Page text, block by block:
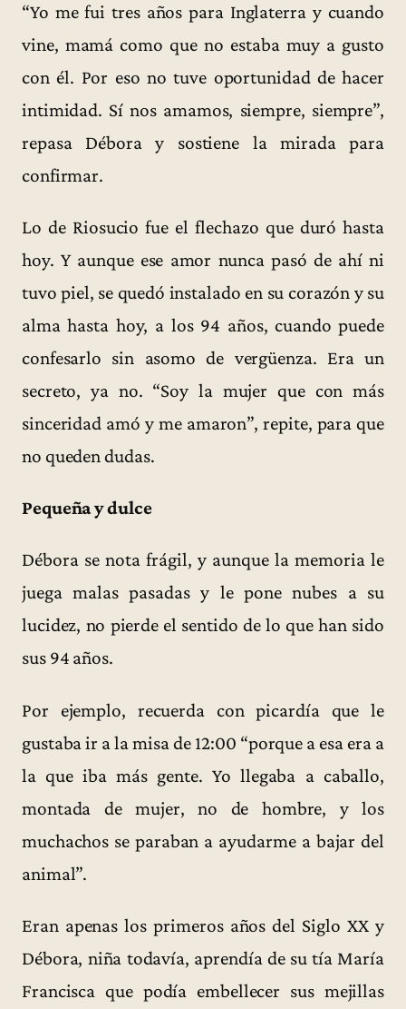
“Yo me fui tres años para Inglaterra y cuando
vine, mamá como que no estaba muy a gusto
con él. Por eso no tuve oportunidad de hacer
intimidad. Sí nos amamos, siempre, siempre”,
repasa Débora y sostiene la mirada para
confirmar.
Lo de Riosucio fue el flechazo que duró hasta
hoy. Y aunque ese amor nunca pasó de ahí ni
tuvo piel, se quedó instalado en su corazón y su
alma hasta hoy, a los 94 años, cuando puede
confesarlo sin asomo de vergüenza. Era un
secreto, ya no. “Soy la mujer que con más
sinceridad amó y me amaron”, repite, para que
no queden dudas.
Pequeña y dulce
Débora se nota frágil, y aunque la memoria le
juega malas pasadas y le pone nubes a su
lucidez, no pierde el sentido de lo que han sido
sus 94 años.
Por ejemplo, recuerda con picardía que le
gustaba ir a la misa de 12:00 “porque a esa era a
la que iba más gente. Yo llegaba a caballo,
montada de mujer, no de hombre, y los
muchachos se paraban a ayudarme a bajar del
animal”.
Eran apenas los primeros años del Siglo XX y
Débora, niña todavía, aprendía de su tía María
Francisca que podía embellecer sus mejillas